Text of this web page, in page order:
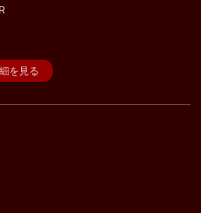
を見る